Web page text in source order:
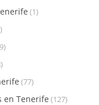
(1)
(77)
en Tenerife (127)